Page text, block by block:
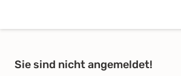
Sie sind nicht angemeldet!